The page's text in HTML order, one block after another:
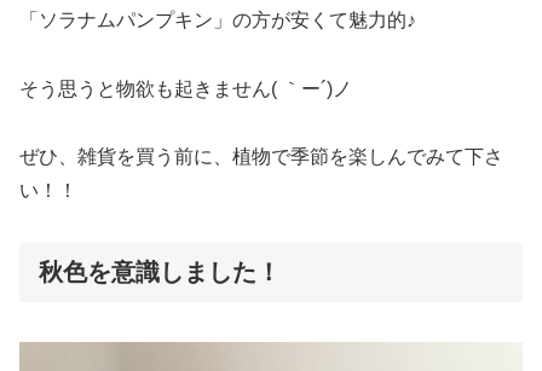
「ソラナムパンプキン」の方が安くて魅力的♪
そう思うと物欲も起きません( ｀ー´)ノ
ぜひ、雑貨を買う前に、植物で季節を楽しんでみて下さ
い！！
秋色を意識しました！